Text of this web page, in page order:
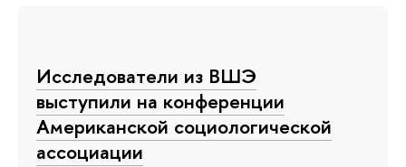
Исследователи из ВШЭ
выступили на конференции
Американской социологической
ассоциации